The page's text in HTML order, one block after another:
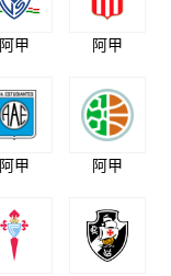
阿甲 阿甲
阿甲 阿甲